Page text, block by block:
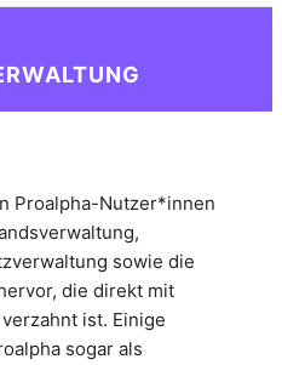
Proalpha-Nutzer*innen
sowie die
die direkt mit
ist. Einige
sogar als